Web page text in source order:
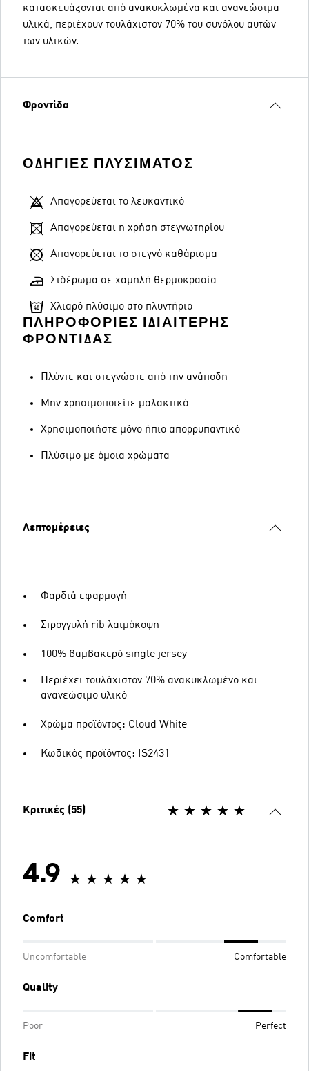
κατασκευάζονται από ανακυκλωμένα και ανανεώσιμα
υλικά, περιέχουν τουλάχιστον 70% του συνόλου αυτών
των υλικών.
Φροντίδα
ΟΔΗΓΊΕΣ ΠΛΥΣΊΜΑΤΟΣ
Απαγορεύεται το λευκαντικό
Απαγορεύεται η χρήση στεγνωτηρίου
Απαγορεύεται το στεγνό καθάρισμα
Σιδέρωμα σε χαμηλή θερμοκρασία
Χλιαρό πλύσιμο στο πλυντήριο
ΠΛΗΡΟΦΟΡΊΕΣ ΙΔΙΑΊΤΕΡΗΣ
ΦΡΟΝΤΊΔΑΣ
Πλύντε και στεγνώστε από την ανάποδη
Μην χρησιμοποιείτε μαλακτικό
Χρησιμοποιήστε μόνο ήπιο απορρυπαντικό
Πλύσιμο με όμοια χρώματα
Λεπτομέρειες
Φαρδιά εφαρμογή
Στρογγυλή rib λαιμόκοψη
100% βαμβακερό single jersey
Περιέχει τουλάχιστον 70% ανακυκλωμένο και
ανανεώσιμο υλικό
Χρώμα προϊόντος: Cloud White
Κωδικός προϊόντος: IS2431
Κριτικές (55)
4.9
Comfort
Uncomfortable Comfortable
Quality
Poor Perfect
Fit